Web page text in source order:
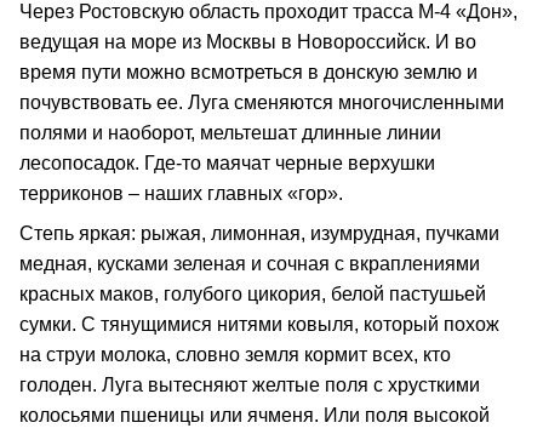
Через Ростовскую область проходит трасса М-4 «Дон»,
ведущая на море из Москвы в Новороссийск. И во
время пути можно всмотреться в донскую землю и
почувствовать ее. Луга сменяются многочисленными
полями и наоборот, мельтешат длинные линии
лесопосадок. Где-то маячат черные верхушки
терриконов – наших главных «гор».
Степь яркая: рыжая, лимонная, изумрудная, пучками
медная, кусками зеленая и сочная с вкраплениями
красных маков, голубого цикория, белой пастушьей
сумки. С тянущимися нитями ковыля, который похож
на струи молока, словно земля кормит всех, кто
голоден. Луга вытесняют желтые поля с хрусткими
колосьями пшеницы или ячменя. Или поля высокой